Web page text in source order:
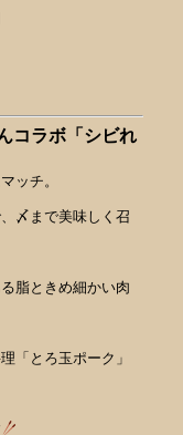
コラボ「シビれ
ッチ。
〆まで美味しく召
脂ときめ細かい肉
「とろ玉ポーク」